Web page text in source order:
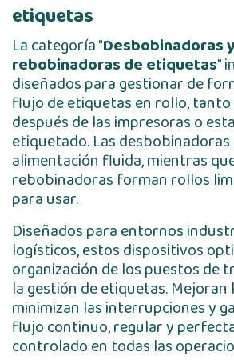
etiquetas
La categoría "Desbobinadoras y
rebobinadoras de etiquetas"
diseñados para gestionar de
flujo de etiquetas en rollo,
después de las impresoras o
etiquetado. Las
alimentación fluida, mientras
rebobinadoras forman rollos
para usar.
Diseñados para entornos
logísticos, estos dispositivos
organización de los puestos de
la gestión de etiquetas.
minimizan las interrupciones y
flujo continuo, regular y
controlado en todas las